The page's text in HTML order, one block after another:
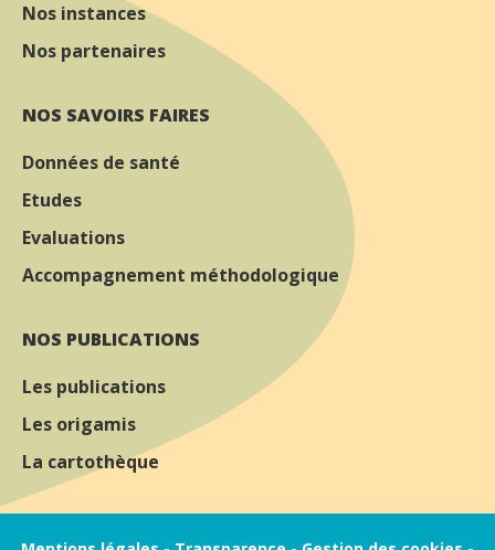
Nos instances
Nos partenaires
NOS SAVOIRS FAIRES
Données de santé
Etudes
Evaluations
Accompagnement méthodologique
NOS PUBLICATIONS
Les publications
Les origamis
La cartothèque